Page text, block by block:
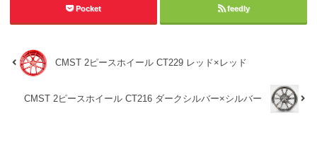
Pocket feedly
CMST 2ピースホイール CT229 レッド×レッド
CMST 2ピースホイール CT216 ダークシルバー×シルバー